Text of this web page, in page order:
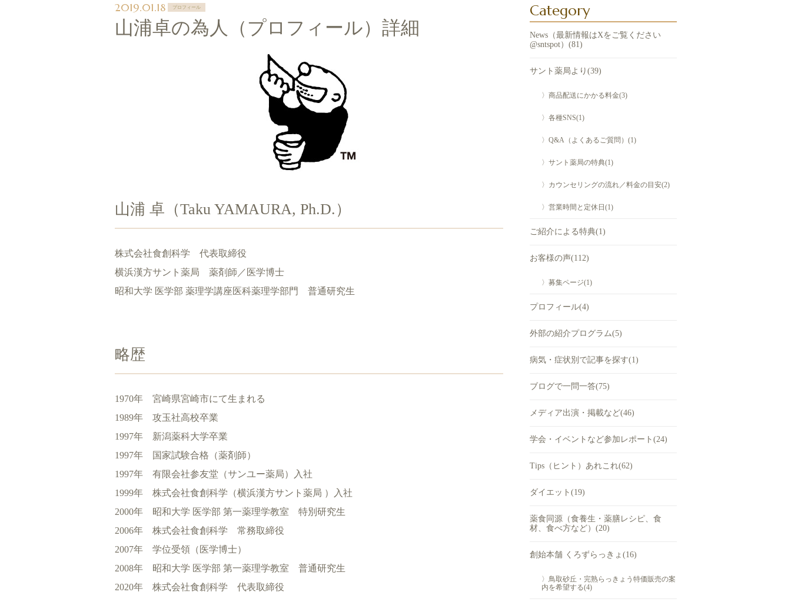
2019.01.18 プロフィール
山浦卓の為人（プロフィール）詳細
山浦 卓（Taku YAMAURA, Ph.D.）
株式会社食創科学 代表取締役
横浜漢方サント薬局 薬剤師／医学博士
昭和大学 医学部 薬理学講座医科薬理学部門 普通研究生
略歴
1970年 宮崎県宮崎市にて生まれる
1989年 攻玉社高校卒業
1997年 新潟薬科大学卒業
1997年 国家試験合格（薬剤師）
1997年 有限会社参友堂（サンユー薬局）入社
1999年 株式会社食創科学（横浜漢方サント薬局 ）入社
2000年 昭和大学 医学部 第一薬理学教室 特別研究生
2006年 株式会社食創科学 常務取締役
2007年 学位受領（医学博士）
2008年 昭和大学 医学部 第一薬理学教室 普通研究生
2020年 株式会社食創科学 代表取締役
Category
News（最新情報はXをご覧ください
@sntspot）(81)
サント薬局より(39)
〉商品配送にかかる料金(3)
〉各種SNS(1)
〉Q&A（よくあるご質問）(1)
〉サント薬局の特典(1)
〉カウンセリングの流れ／料金の目安(2)
〉営業時間と定休日(1)
ご紹介による特典(1)
お客様の声(112)
〉募集ページ(1)
プロフィール(4)
外部の紹介プログラム(5)
病気・症状別で記事を探す(1)
ブログで一問一答(75)
メディア出演・掲載など(46)
学会・イベントなど参加レポート(24)
Tips（ヒント）あれこれ(62)
ダイエット(19)
薬食同源（食養生・薬膳レシピ、食
材、食べ方など）(20)
創始本舗 くろずらっきょ(16)
〉鳥取砂丘・完熟らっきょう特価販売の案
内を希望する(4)